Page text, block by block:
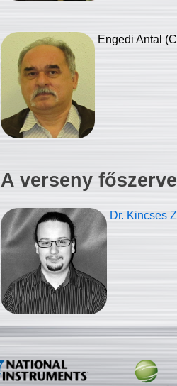
Engedi Antal
A verseny
Dr. Kincses